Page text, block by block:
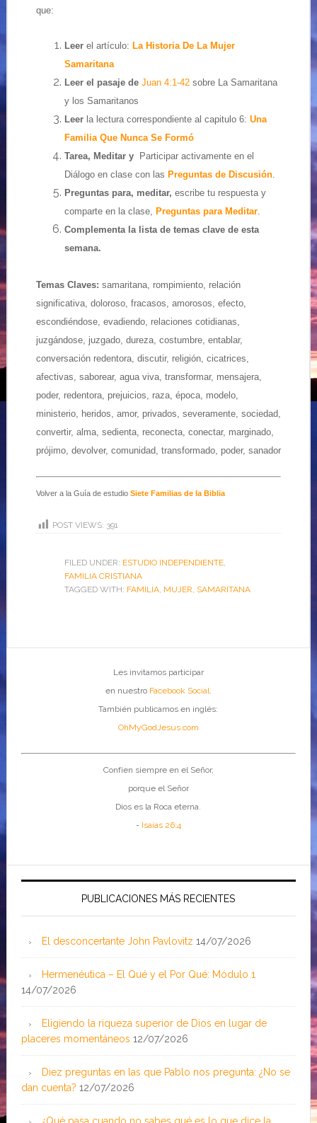
que:
Leerel artículo: La Historia De La Mujer
Samaritana
Leer el pasaje de Juan 4:1-42sobre La Samaritana
y los Samaritanos
Leerla lectura correspondiente al capitulo 6: Una
Familia Que Nunca Se Formó
Tarea, Meditar y
Participar activamente en el
Diálogo en clase con las Preguntas de Discusión.
Preguntas para, meditar, escribe tu respuesta y
comparte en la clase, Preguntas para Meditar.
Complementa la lista de temas clave de esta
semana.
Temas Claves: samaritana, rompimiento, relación
significativa, doloroso, fracasos, amorosos, efecto,
escondiéndose, evadiendo, relaciones cotidianas,
juzgándose, juzgado, dureza, costumbre, entablar,
conversación redentora, discutir, religión, cicatrices,
afectivas, saborear, agua viva, transformar, mensajera,
poder, redentora, prejuicios, raza, época, modelo,
ministerio, heridos, amor, privados, severamente, sociedad,
convertir, alma, sedienta, reconecta, conectar, marginado,
prójimo, devolver, comunidad, transformado, poder, sanador
Volver a la Guía de estudio Siete Familias de la Biblia
POST VIEWS: 391
FILED UNDER: ESTUDIO INDEPENDIENTE,
FAMILIA CRISTIANA
TAGGED WITH: FAMILIA, MUJER, SAMARITANA
Les invitamos participar
en nuestro Facebook Social.
También publicamos en inglés:
OhMyGodJesus.com
Confíen siempre en el Señor,
porque el Señor
Dios es la Roca eterna.
- Isaías 26:4
PUBLICACIONES MÁS RECIENTES
El desconcertante John Pavlovitz 14/07/2026
Hermenéutica – El Qué y el Por Qué: Módulo 1
14/07/2026
Eligiendo la riqueza superior de Dios en lugar de
placeres momentáneos 12/07/2026
Diez preguntas en las que Pablo nos pregunta: ¿No se
dan cuenta? 12/07/2026